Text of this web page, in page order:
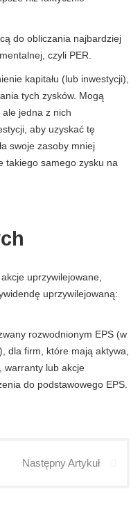
do obliczania najbardziej
czyli PER.
kapitału (lub inwestycji),
tych zysków. Mogą
jedna z nich
aby uzyskać tę
swoje zasoby mniej
takiego samego zysku na
uprzywilejowane,
uprzywilejowaną:
rozwodnionym EPS (w
dla firm, które mają aktywa,
warranty lub akcje
do podstawowego EPS.
Następny Artykuł